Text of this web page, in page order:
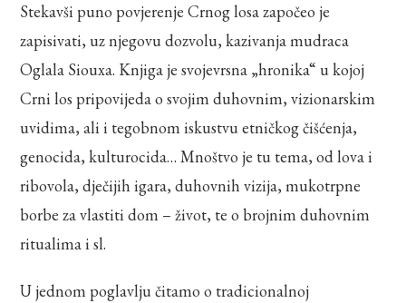
Stekavši puno povjerenje Crnog losa započeo je
zapisivati, uz njegovu dozvolu, kazivanja mudraca
Oglala Siouxa. Knjiga je svojevrsna „hronika“ u kojoj
Crni los pripovijeda o svojim duhovnim, vizionarskim
uvidima, ali i tegobnom iskustvu etničkog čišćenja,
genocida, kulturocida… Mnoštvo je tu tema, od lova i
ribovola, dječijih igara, duhovnih vizija, mukotrpne
borbe za vlastiti dom – život, te o brojnim duhovnim
ritualima i sl.
U jednom poglavlju čitamo o tradicionalnoj